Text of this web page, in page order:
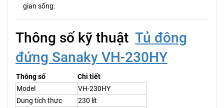
gian sống.
Thông số kỹ thuật Tủ đông
đứng Sanaky VH-230HY
Thông số
Chi tiết
Model
VH-230HY
Dung tích thực
230 lít